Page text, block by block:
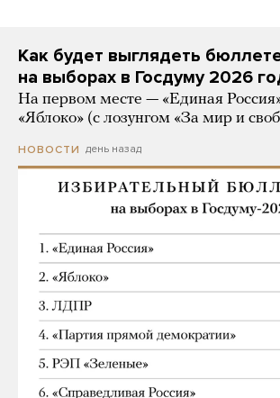
Как будет выглядеть
на выборах в Госдуму 2026
На первом месте — «Единая
«Яблоко» (с лозунгом «За мир и
НОВОСТИ день назад